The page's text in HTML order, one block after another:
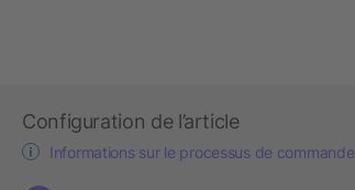
Configuration de l’article
Informations sur le processus de commande